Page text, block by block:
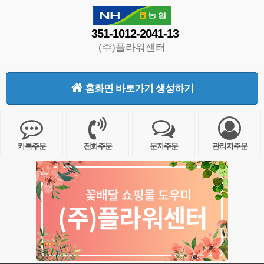
351-1012-2041-13
(주)플라워센터
홈화면 바로가기 생성하기
카톡주문 전화주문 문자주문 관리자주문